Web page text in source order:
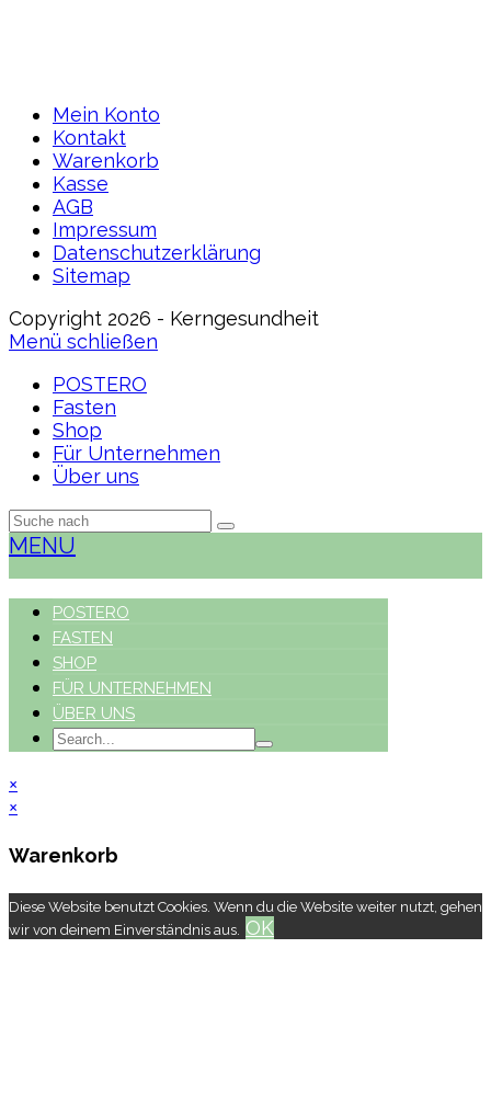
Mein Konto
Kontakt
Warenkorb
Kasse
AGB
Impressum
Datenschutzerklärung
Sitemap
Copyright 2026 - Kerngesundheit
Menü schließen
POSTERO
Fasten
Shop
Für Unternehmen
Über uns
MENU
POSTERO
FASTEN
SHOP
FÜR UNTERNEHMEN
ÜBER UNS
×
×
Warenkorb
Diese Website benutzt Cookies. Wenn du die Website weiter nutzt, gehen
wir von deinem Einverständnis aus. OK